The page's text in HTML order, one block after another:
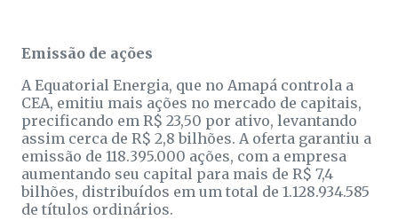
Emissão de ações
A Equatorial Energia, que no Amapá controla a
CEA, emitiu mais ações no mercado de capitais,
precificando em R$ 23,50 por ativo, levantando
assim cerca de R$ 2,8 bilhões. A oferta garantiu a
emissão de 118.395.000 ações, com a empresa
aumentando seu capital para mais de R$ 7,4
bilhões, distribuídos em um total de 1.128.934.585
de títulos ordinários.